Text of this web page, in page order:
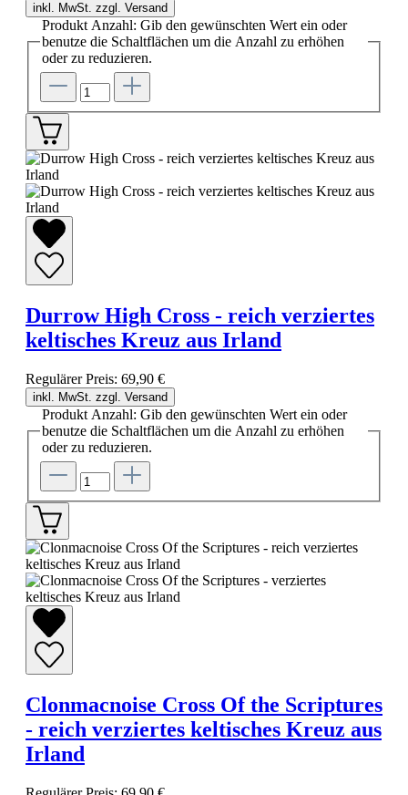
inkl. MwSt. zzgl. Versand
Produkt Anzahl: Gib den gewünschten Wert ein oder
benutze die Schaltflächen um die Anzahl zu erhöhen
oder zu reduzieren.
Durrow High Cross - reich verziertes
keltisches Kreuz aus Irland
Regulärer Preis: 69,90 €
inkl. MwSt. zzgl. Versand
Produkt Anzahl: Gib den gewünschten Wert ein oder
benutze die Schaltflächen um die Anzahl zu erhöhen
oder zu reduzieren.
Clonmacnoise Cross Of the Scriptures
- reich verziertes keltisches Kreuz aus
Irland